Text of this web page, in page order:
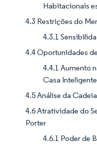
Habitacionais
4.3 Restrições do
4.3.1
4.4 Oportunidades
4.4.1 Aumento
Casa Inteligente
4.5 Análise da
4.6 Atratividade do
Porter
4.6.1 Poder de